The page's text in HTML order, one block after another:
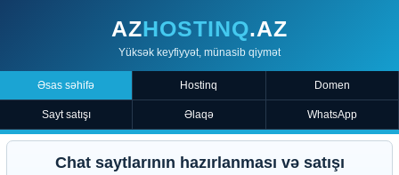
AZHOSTINQ.AZ
Yüksək keyfiyyət, münasib qiymət
Əsas səhifə Hostinq Domen
Sayt satışı Əlaqə WhatsApp
Chat saytlarının hazırlanması və satışı